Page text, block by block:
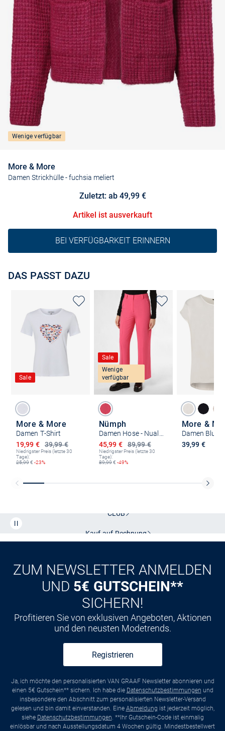
Wenige verfügbar
More & More
Damen Strickhülle- fuchsia meliert
Zuletzt: ab 49,99 €
Artikel ist ausverkauft
BEI VERFÜGBARKEIT ERINNERN
DAS PASST DAZU
Sale
More & More
Damen T-Shirt
39,99 €
Ermäßigter Preis
19,99 €
Niedrigster Preis (letzte 30
Tage):
25,99€ -23%
Sale
Wenige
verfügbar
Nümph
Damen Hose - Nualida
89,99 €
Ermäßigter Preis
45,99 €
Niedrigster Preis (letzte 30
Tage):
89,99€ -49%
More &
Damen
39,99 €
CLUB
Kauf auf Rechnung
ZUM NEWSLETTER ANMELDEN
UND 5€ GUTSCHEIN**
SICHERN!
Profitieren Sie von exklusiven Angeboten, Aktionen
und den neusten Modetrends.
Registrieren
Ja, ich möchte den personalisierten VAN GRAAF Newsletter abonnieren und
einen 5€ Gutschein** sichern. Ich habe die Datenschutzbestimmungen und
insbesondere den Abschnitt zum personalisierten Newsletter-Versand
gelesen und bin damit einverstanden. Eine Abmeldung ist jederzeit möglich,
siehe Datenschutzbestimmungen. **Ihr Gutschein-Code ist einmalig
einlösbar und nach Ausstellungsdatum 4 Wochen gültig. Mindestbestellwert